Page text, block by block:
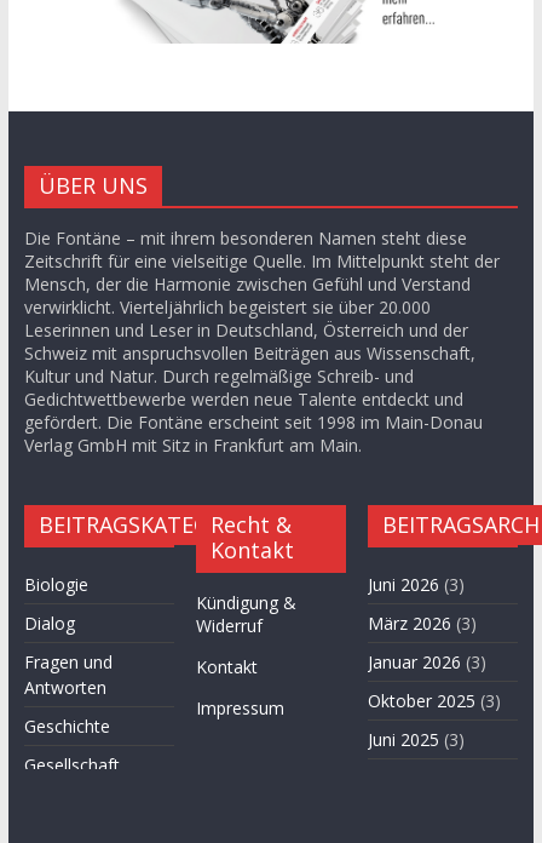
ÜBER UNS
Die Fontäne – mit ihrem besonderen Namen steht diese
Zeitschrift für eine vielseitige Quelle. Im Mittelpunkt steht der
Mensch, der die Harmonie zwischen Gefühl und Verstand
verwirklicht. Vierteljährlich begeistert sie über 20.000
Leserinnen und Leser in Deutschland, Österreich und der
Schweiz mit anspruchsvollen Beiträgen aus Wissenschaft,
Kultur und Natur. Durch regelmäßige Schreib- und
Gedichtwettbewerbe werden neue Talente entdeckt und
gefördert. Die Fontäne erscheint seit 1998 im Main-Donau
Verlag GmbH mit Sitz in Frankfurt am Main.
BEITRAGSKATEGORIEN
Biologie
Dialog
Fragen und
Antworten
Geschichte
Gesellschaft
Recht &
Kontakt
Kündigung &
Widerruf
Kontakt
Impressum
Juni 2026 (3)
März 2026 (3)
Januar 2026 (3)
Oktober 2025 (3)
Juni 2025 (3)